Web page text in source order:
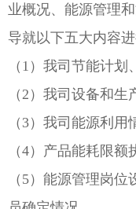
业概况、能源管理
导就以下五大内容进
（1）我司节能计划
（2）我司设备和生
（3）我司能源利用
（4）产品能耗限额
（5）能源管理岗